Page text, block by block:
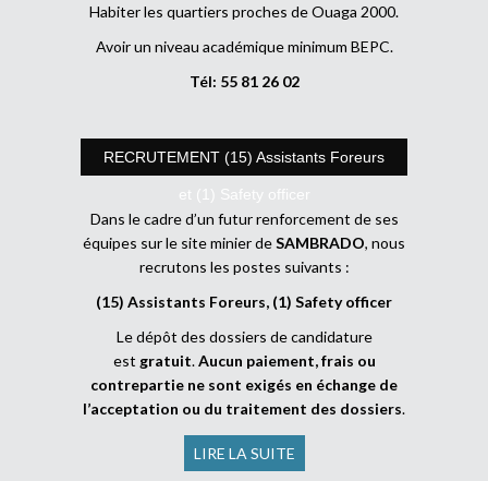
Habiter les quartiers proches de Ouaga 2000.
Avoir un niveau académique minimum BEPC.
Tél: 55 81 26 02
RECRUTEMENT (15) Assistants Foreurs
et (1) Safety officer
Dans le cadre d’un futur renforcement de ses
équipes sur le site minier deSAMBRADO, nous
recrutons les postes suivants :
(15) Assistants Foreurs, (1) Safety officer
Le dépôt des dossiers de candidature
est gratuit.Aucun paiement, frais ou
contrepartie ne sont exigés en échange de
l’acceptation ou du traitement des dossiers.
LIRE LA SUITE